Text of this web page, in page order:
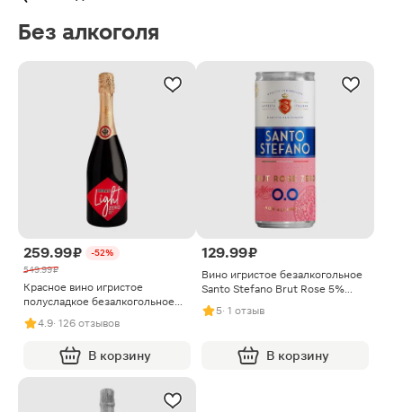
Без алкоголя
259.99 ₽
-52%
549.99 ₽
Красное вино игристое
полусладкое безалкогольное
Abrau Light Zero 750мл
4.9· 126 отзывов
В корзину
129.99 ₽
Вино игристое безалкогольное
Santo Stefano Brut Rose 5%
250мл
5· 1 отзыв
В корзину